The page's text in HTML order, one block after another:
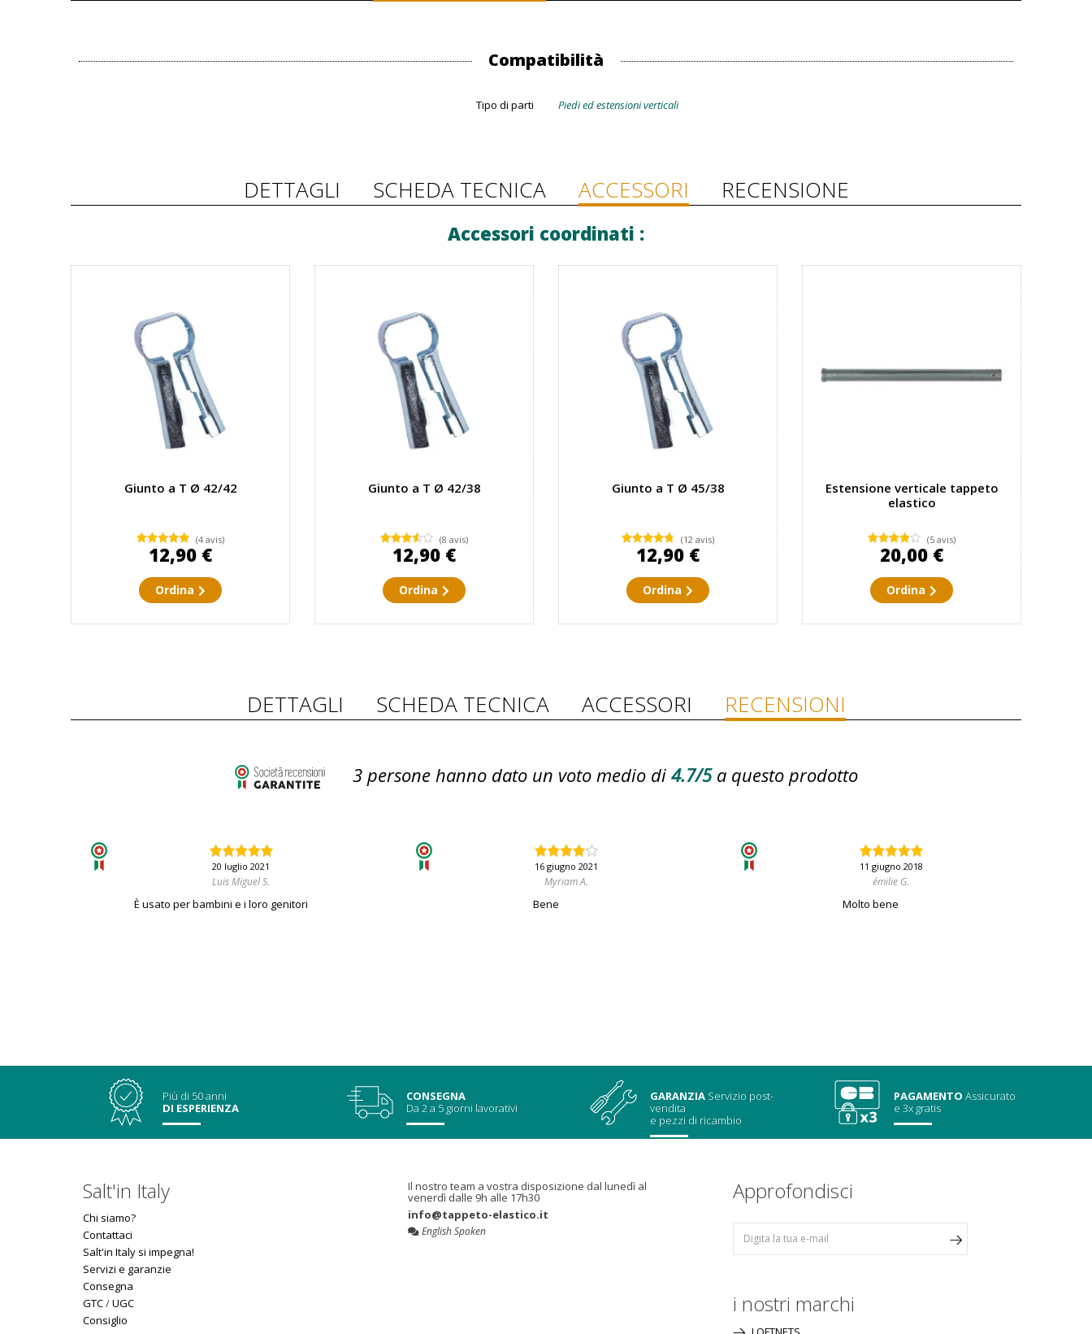
Compatibilità
Tipo di parti Piedi ed estensioni verticali
DETTAGLI SCHEDA TECNICA ACCESSORI RECENSIONE
Accessori coordinati :
Giunto a T Ø 42/42
(4 avis)
12,90 €
Ordina
Giunto a T Ø 42/38
(8 avis)
12,90 €
Ordina
Giunto a T Ø 45/38
(12 avis)
12,90 €
Ordina
Estensione verticale tappeto
elastico
(5 avis)
20,00 €
Ordina
DETTAGLI SCHEDA TECNICA ACCESSORI RECENSIONI
3persone hanno dato un voto medio di4.7/5 a questo prodotto
20 luglio 2021
Luis Miguel S.
È usato per bambini e i loro genitori
16 giugno 2021
Myriam A.
Bene
11 giugno 2018
émilie G.
Molto bene
Più di 50 anni
DI ESPERIENZA
CONSEGNA
Da 2 a 5 giorni lavorativi
GARANZIA Servizio post-
vendita
e pezzi di ricambio
PAGAMENTO Assicurato
e 3x gratis
Salt'in Italy
Chi siamo?
Contattaci
Salt'in Italy si impegna!
Servizi e garanzie
Consegna
GTC/UGC
Consiglio
Il nostro team a vostra disposizione dal lunedì al
venerdì dalle 9h alle 17h30
info@tappeto-elastico.it
English Spoken
Approfondisci
i nostri marchi